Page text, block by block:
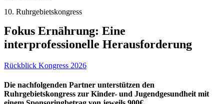
10. Ruhrgebietskongress
Fokus Ernährung: Eine
interprofessionelle Herausforderung
Rückblick Kongress 2026
Die nachfolgenden Partner unterstützen den
Ruhrgebietskongress zur Kinder- und Jugendgesundheit mit